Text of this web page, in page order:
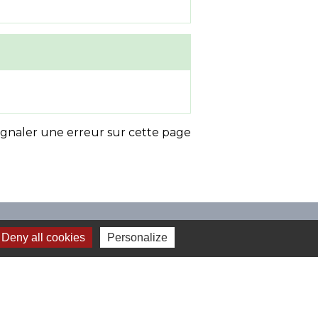
une erreur sur cette page
Deny all cookies Personalize